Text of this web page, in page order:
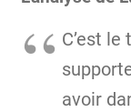
C’est
avoir